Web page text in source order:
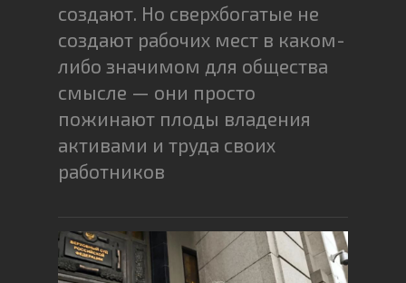
создают. Но сверхбогатые не
создают рабочих мест в каком-
либо значимом для общества
смысле — они просто
пожинают плоды владения
активами и труда своих
работников